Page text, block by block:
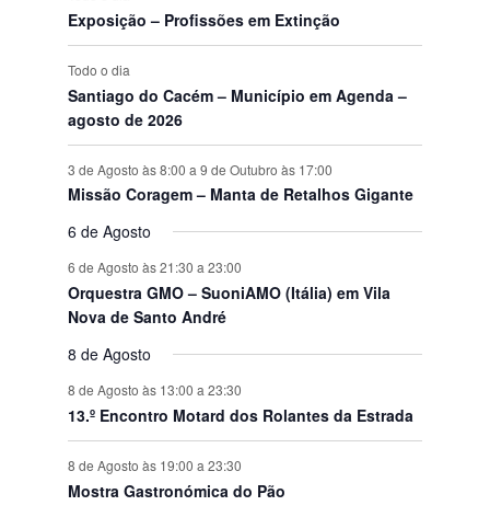
o
s
Exposição – Profissões em Extinção
Todo o dia
Santiago do Cacém – Município em Agenda –
agosto de 2026
3 de Agosto às 8:00 a 9 de Outubro às 17:00
Missão Coragem – Manta de Retalhos Gigante
6 de Agosto
6 de Agosto às 21:30 a 23:00
Orquestra GMO – SuoniAMO (Itália) em Vila
Nova de Santo André
8 de Agosto
8 de Agosto às 13:00 a 23:30
13.º Encontro Motard dos Rolantes da Estrada
8 de Agosto às 19:00 a 23:30
Mostra Gastronómica do Pão